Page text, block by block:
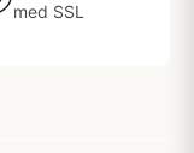
med SSL